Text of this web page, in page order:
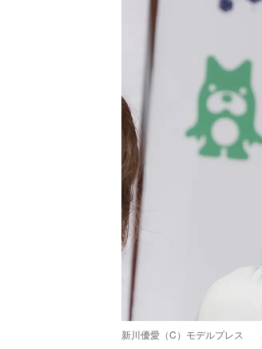
新川優愛（C）モデルプレス